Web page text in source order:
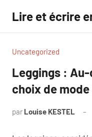
contenu
Lire et écrire
Uncategorized
Leggings : Au-
choix de mode
par Louise KESTEL